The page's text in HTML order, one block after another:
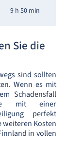
9 h 50 min
Sie die
sind sollten
Wenn es mit
Schadensfall
mit einer
perfekt
weiteren Kosten
in vollen